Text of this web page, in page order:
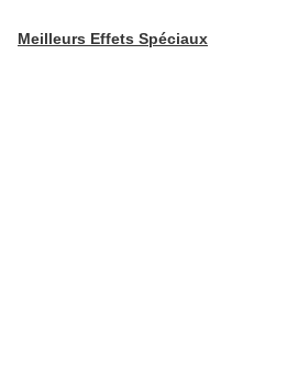
Meilleurs Effets Spéciaux